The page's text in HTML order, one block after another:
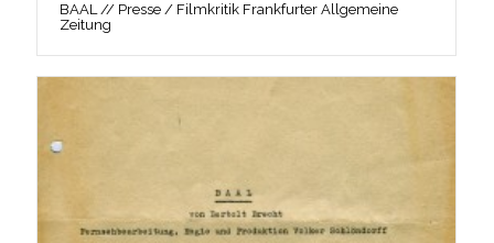
BAAL // Presse / Filmkritik Frankfurter Allgemeine
Zeitung